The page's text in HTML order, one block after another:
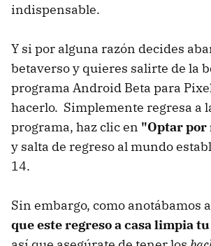
indispensable.
Y si por alguna razón decides
betaverso y quieres salirte de la
programa Android Beta para
hacerlo. Simplemente regresa a
programa, haz clic en "Optar
y salta de regreso al mundo
14.
Sin embargo, como anotábamos
que este regreso a casa limpia